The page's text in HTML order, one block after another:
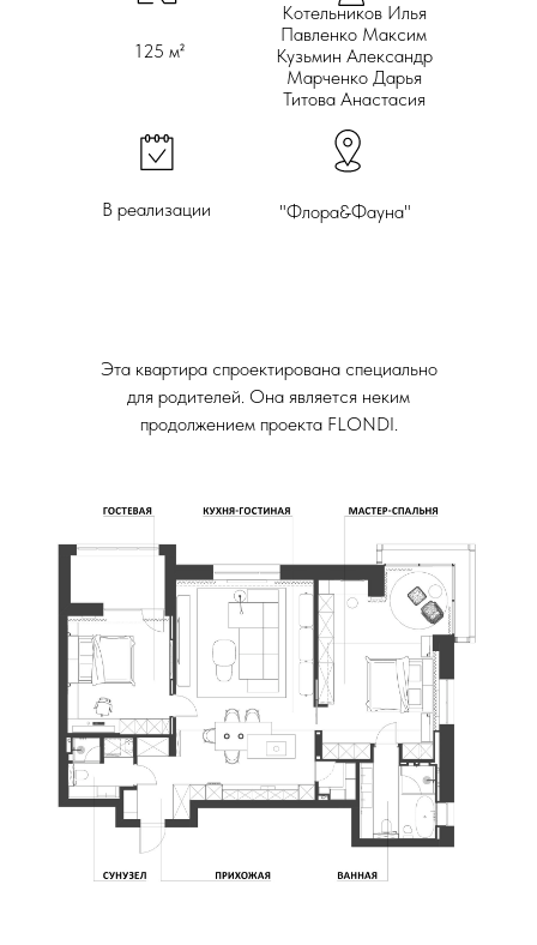
"Флора&Фауна"
125 м²
В реализации
Котельников Илья
Павленко Максим
Кузьмин Александр
Марченко Дарья
Титова Анастасия
Эта квартира спроектирована специально
для родителей. Она является неким
продолжением проекта FLONDI.